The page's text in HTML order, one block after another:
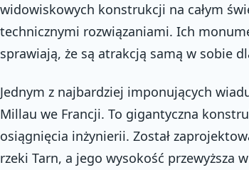
widowiskowych konstrukcji na całym
technicznymi rozwiązaniami. Ich
sprawiają, że są atrakcją samą w sobie
Jednym z najbardziej imponujących
Millau we Francji. To gigantyczna
osiągnięcia inżynierii. Został
rzeki Tarn, a jego wysokość przewyższa